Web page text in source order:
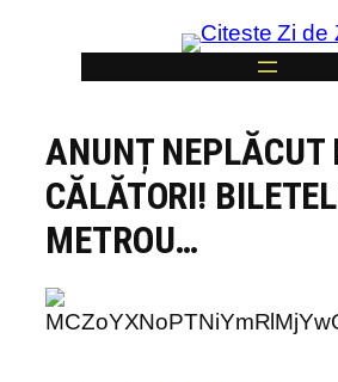
content
ANUNȚ NEPLĂCUT
CĂLĂTORI!
METROU…
6